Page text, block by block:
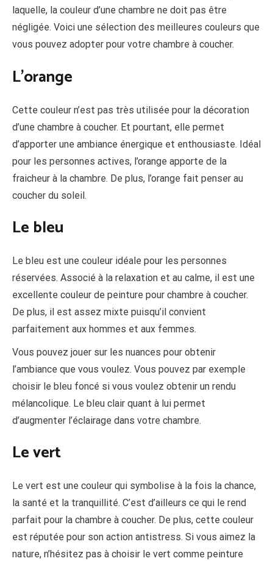
laquelle, la couleur d’une chambre ne doit pas être
négligée. Voici une sélection des meilleures couleurs que
vous pouvez adopter pour votre chambre à coucher.
L’orange
Cette couleur n’est pas très utilisée pour la décoration
d’une chambre à coucher. Et pourtant, elle permet
d’apporter une ambiance énergique et enthousiaste. Idéal
pour les personnes actives, l’orange apporte de la
fraicheur à la chambre. De plus, l’orange fait penser au
coucher du soleil.
Le bleu
Le bleu est une couleur idéale pour les personnes
réservées. Associé à la relaxation et au calme, il est une
excellente couleur de peinture pour chambre à coucher.
De plus, il est assez mixte puisqu’il convient
parfaitement aux hommes et aux femmes.
Vous pouvez jouer sur les nuances pour obtenir
l’ambiance que vous voulez. Vous pouvez par exemple
choisir le bleu foncé si vous voulez obtenir un rendu
mélancolique. Le bleu clair quant à lui permet
d’augmenter l’éclairage dans votre chambre.
Le vert
Le vert est une couleur qui symbolise à la fois la chance,
la santé et la tranquillité. C’est d’ailleurs ce qui le rend
parfait pour la chambre à coucher. De plus, cette couleur
est réputée pour son action antistress. Si vous aimez la
nature, n’hésitez pas à choisir le vert comme peinture